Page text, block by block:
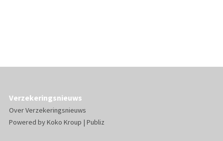
Verzekeringsnieuws
Over Verzekeringsnieuws
Powered byKoko Kroup | Publiz